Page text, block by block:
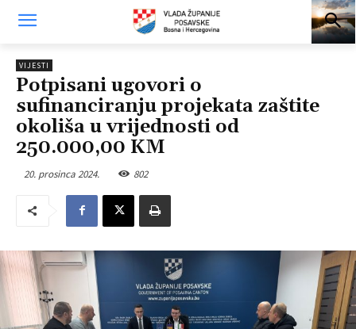
VIJESTI
Potpisani ugovori o
sufinanciranju projekata zaštite
okoliša u vrijednosti od
250.000,00 KM
20. prosinca 2024. 802